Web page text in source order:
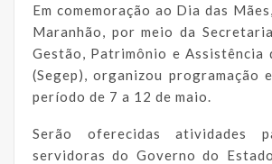
Em comemoração ao Dia das
Maranhão, por meio da
Gestão, Patrimônio e Assistência
(Segep), organizou programação
período de 7 a 12 de maio.
Serão oferecidas atividades
servidoras do Governo do